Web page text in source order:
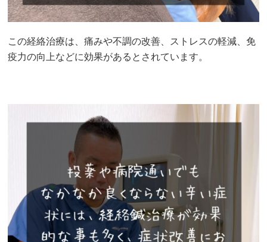
この経絡治療は、痛みや不調の改善、ストレスの軽減、免
疫力の向上などに効果があるとされています。